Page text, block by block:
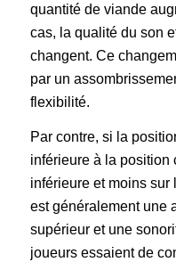
quantité de viande
cas, la qualité du son
changent. Ce
par un
flexibilité.
Par contre, si la
inférieure à la position
inférieure et moins sur
est généralement une
supérieur et une
joueurs essaient de